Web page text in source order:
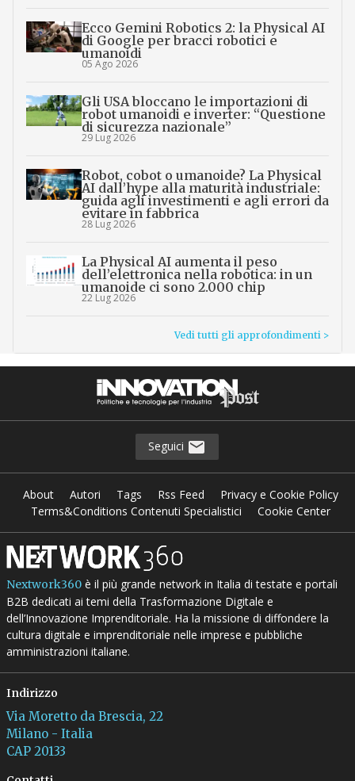
Ecco Gemini Robotics 2: la Physical AI
di Google per bracci robotici e
umanoidi
05 Ago 2026
Gli USA bloccano le importazioni di
robot umanoidi e inverter: “Questione
di sicurezza nazionale”
29 Lug 2026
Robot, cobot o umanoide? La Physical
AI dall’hype alla maturità industriale:
guida agli investimenti e agli errori da
evitare in fabbrica
28 Lug 2026
La Physical AI aumenta il peso
dell’elettronica nella robotica: in un
umanoide ci sono 2.000 chip
22 Lug 2026
Vedi tutti gli approfondimenti >
Seguici
About Autori Tags Rss Feed
Privacy e Cookie Policy
Terms&Conditions Contenuti Specialistici
Cookie Center
Nextwork360è il più grande network in Italia di testate e portali
B2B dedicati ai temi della Trasformazione Digitale e
dell’Innovazione Imprenditoriale. Ha la missione di diffondere la
cultura digitale e imprenditoriale nelle imprese e pubbliche
amministrazioni italiane.
Indirizzo
Via Moretto da Brescia, 22
Milano - Italia
CAP 20133